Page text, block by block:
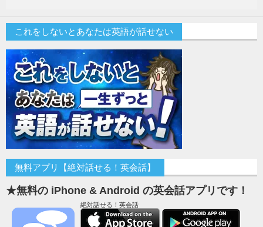
これをしないとあなたは英語が話せない
無料アプリ【絶対話せる！英会話】
★無料の iPhone & Android の英会話アプリです！
絶対話せる！英会話